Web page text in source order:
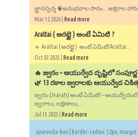
జ్ఞానస్పర్శ 🧠అనుభవాల సారం... అక్షరాల హారం
Mar 12 2026 | Read more
Arattai ( అరట్టై ) అంటే ఏమిటి ?
🔹 Arattai ( అరట్టై ) అంటే ఏమిటి?Arattai...
Oct 03 2025 | Read more
🔥 జ్వరం – ఆయుర్వేద దృష్టిలో సంపూర్ణ
🌿 13 రకాల జ్వరాలకు ఆయుర్వేద
జ్వరం (Jvaraḥ) అంటే ఏమిటి? –
జ్వరాలు, లక్షణాలు,...
Jul 15 2025 | Read more
.ayurveda-box { border-radius: 12px;